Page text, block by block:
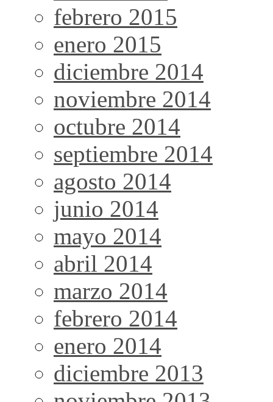
febrero 2015
enero 2015
diciembre 2014
noviembre 2014
octubre 2014
septiembre 2014
agosto 2014
junio 2014
mayo 2014
abril 2014
marzo 2014
febrero 2014
enero 2014
diciembre 2013